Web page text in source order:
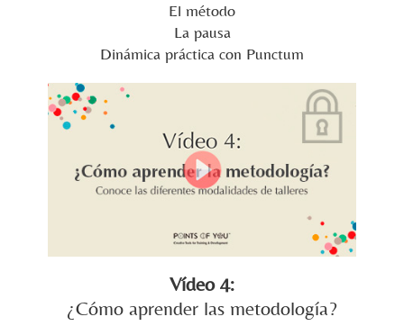
El método
La pausa
Dinámica práctica con Punctum
Vídeo 4:
¿Cómo aprender las metodología?